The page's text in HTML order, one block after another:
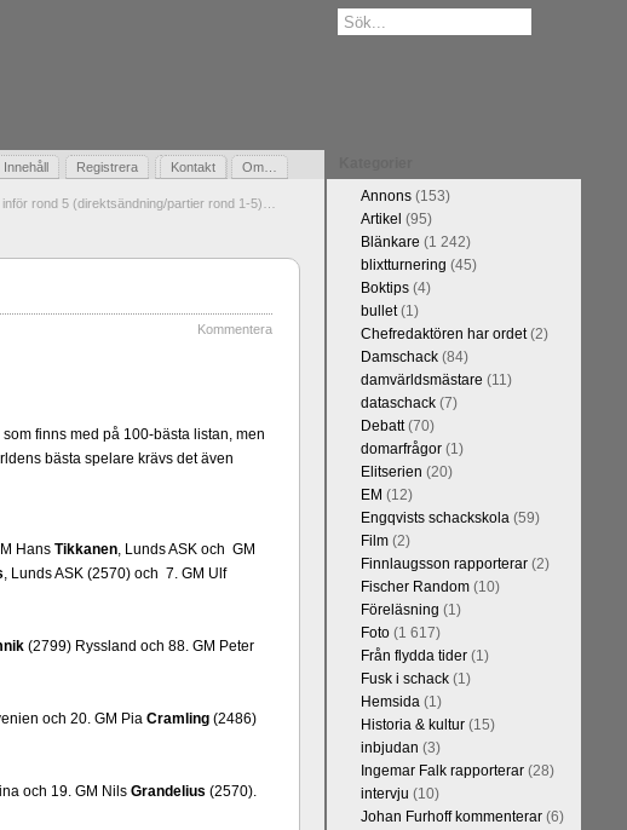
Innehåll Registrera Kontakt Om…
Gästbok
rond 5 (direktsändning/partier rond 1-5)…
Kommentera
finns med på 100-bästa listan, men
bästa spelare krävs det även
Hans Tikkanen, Lunds ASK och GM
, Lunds ASK (2570) och 7. GM Ulf
(2799) Ryssland och 88. GM Peter
och 20. GM Pia Cramling(2486)
och 19. GM Nils Grandelius (2570).
Annons(153)
Artikel (95)
Blänkare (1 242)
blixtturnering (45)
Boktips(4)
bullet(1)
Chefredaktören har ordet(2)
Damschack(84)
damvärldsmästare (11)
dataschack(7)
Debatt(70)
domarfrågor(1)
Elitserien (20)
EM (12)
Engqvists schackskola(59)
Film(2)
Finnlaugsson rapporterar(2)
Fischer Random(10)
Föreläsning (1)
Foto(1 617)
Från flydda tider(1)
Fusk i schack(1)
Hemsida(1)
Historia & kultur(15)
inbjudan (3)
Ingemar Falk rapporterar(28)
intervju (10)
Johan Furhoff kommenterar(6)